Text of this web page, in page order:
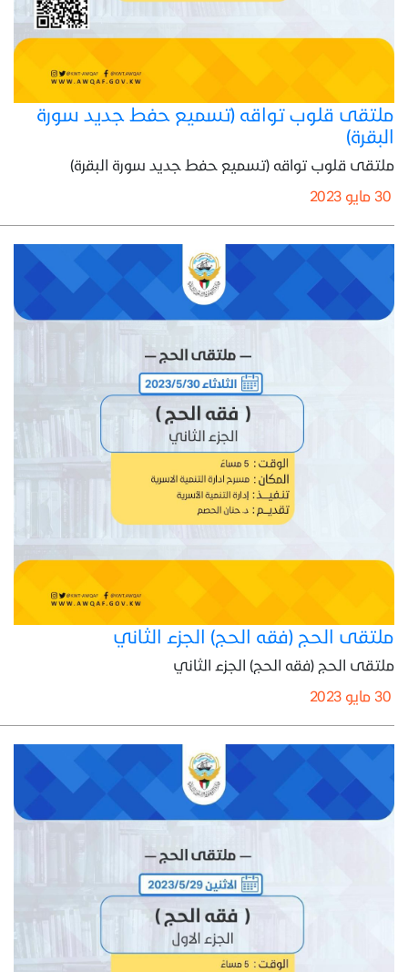
ملتقى قلوب تواقه (تسميع حفط جديد سورة
البقرة)
ملتقى قلوب تواقه (تسميع حفط جديد سورة البقرة)
ملتقى الحج (فقه الحج) الجزء الثاني
ملتقى الحج (فقه الحج) الجزء الثاني